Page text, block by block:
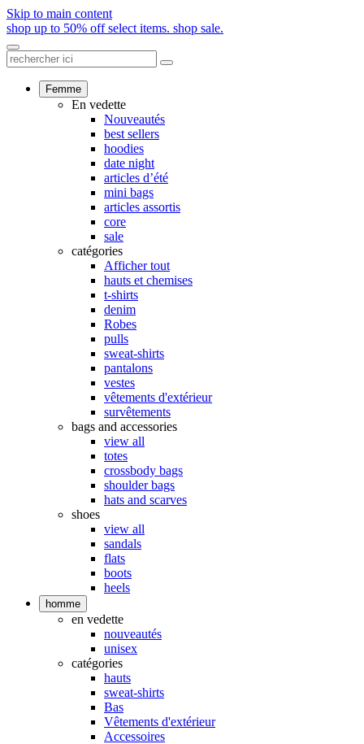
Skip to main content
shop up to 50% off select items. shop sale.
Femme
En vedette
Nouveautés
best sellers
hoodies
date night
articles d’été
mini bags
articles assortis
core
sale
catégories
Afficher tout
hauts et chemises
t-shirts
denim
Robes
pulls
sweat-shirts
pantalons
vestes
vêtements d'extérieur
survêtements
bags and accessories
view all
totes
crossbody bags
shoulder bags
hats and scarves
shoes
view all
sandals
flats
boots
heels
homme
en vedette
nouveautés
unisex
catégories
hauts
sweat-shirts
Bas
Vêtements d'extérieur
Accessoires